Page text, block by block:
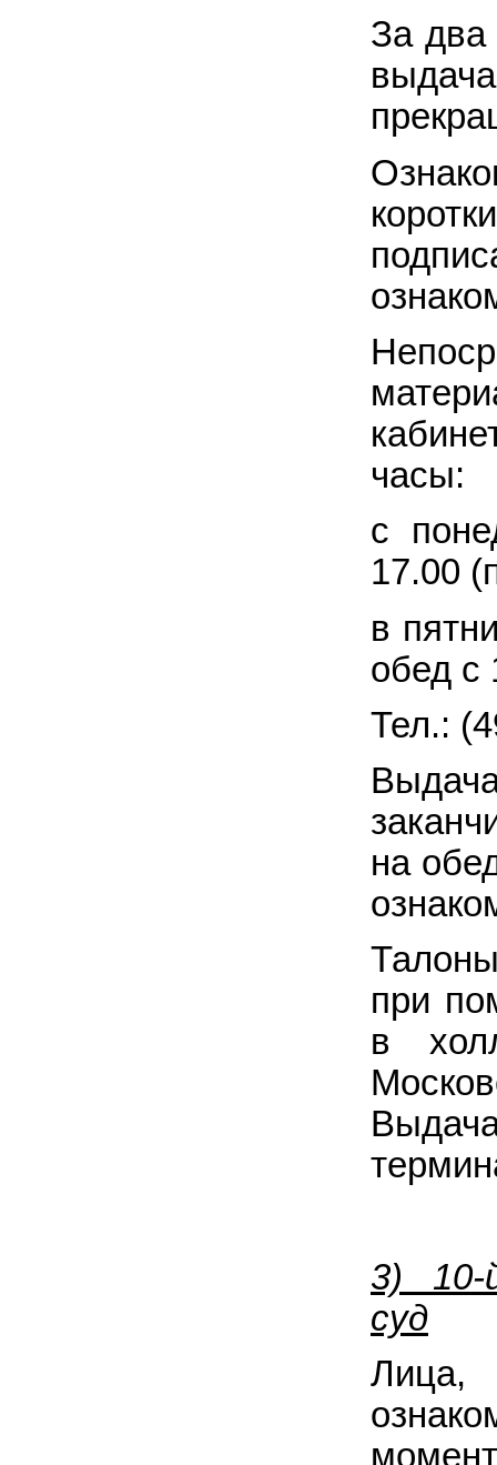
За два
часы:
с
17.00
в
обед с
Тел.:
на
при
в
3) 10-
суд
Лица,